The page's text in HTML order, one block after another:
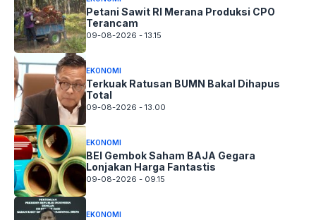
Petani Sawit RI Merana Produksi CPO
Terancam
09-08-2026 - 13.15
EKONOMI
Terkuak Ratusan BUMN Bakal Dihapus
Total
09-08-2026 - 13.00
EKONOMI
BEI Gembok Saham BAJA Gegara
Lonjakan Harga Fantastis
09-08-2026 - 09.15
EKONOMI